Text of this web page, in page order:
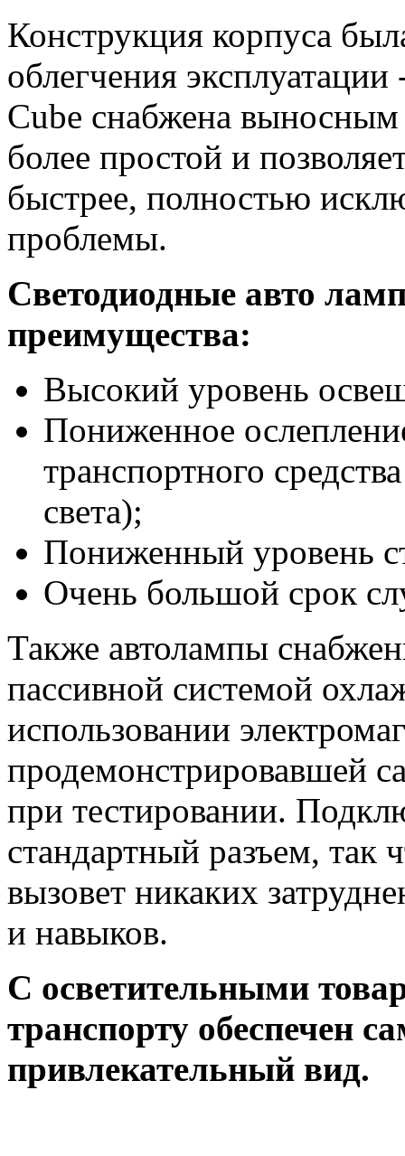
Конструкция корпуса
облегчения
Cube снабжена выносным
более простой и
быстрее, полностью
проблемы.
Светодиодные авто
преимущества:
Высокий уровень
Пониженное
транспортного
света);
Пониженный уровень
Очень большой срок
Также автолампы
пассивной системой
использовании
продемонстрировавшей
при тестировании.
стандартный разъем, так
вызовет никаких
и навыков.
С осветительными
транспорту обеспечен
привлекательный вид.